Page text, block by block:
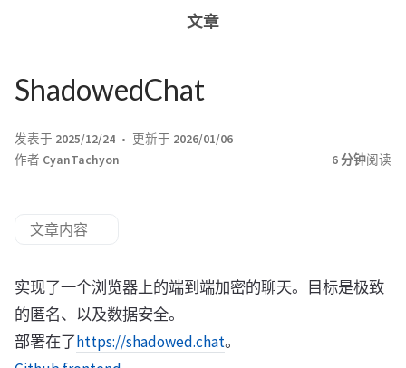
文章
ShadowedChat
发表于 2025/12/24 更新于 2026/01/06
作者 CyanTachyon 6 分钟阅读
文章内容
实现了一个浏览器上的端到端加密的聊天。目标是极致
的匿名、以及数据安全。
部署在了https://shadowed.chat。